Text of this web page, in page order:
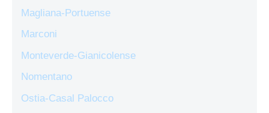
Magliana-Portuense
Marconi
Monteverde-Gianicolense
Nomentano
Ostia-Casal Palocco